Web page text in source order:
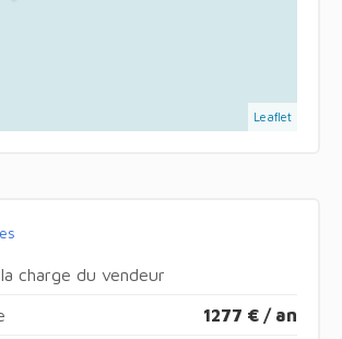
Leaflet
charge du vendeur
1277 € / an